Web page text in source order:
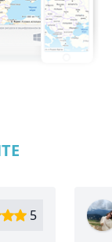
5